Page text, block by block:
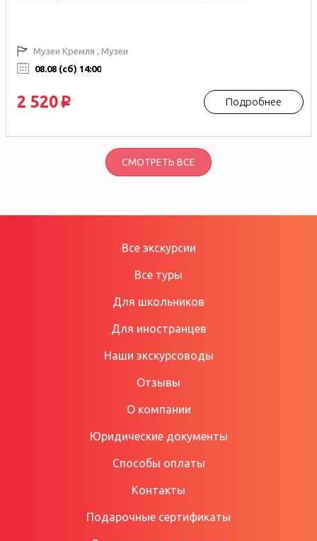
Музеи Кремля , Музеи
08.08 (сб) 14:00
2 520 p Подробнее
СМОТРЕТЬ ВСЕ
Все экскурсии
Все туры
Для школьников
Для иностранцев
Наши экскурсоводы
Отзывы
О компании
Юридические документы
Способы оплаты
Контакты
Подарочные сертификаты